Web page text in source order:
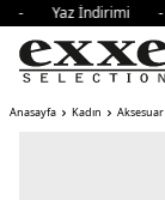
- Yaz
Anasayfa Kadın Aksesuar